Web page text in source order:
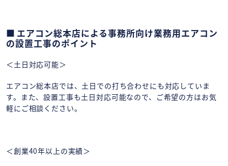
エアコン総本店による事務所向け業務用エアコン
の設置工事のポイント
＜土日対応可能＞
エアコン総本店では、土日での打ち合わせにも対応していま
す。また、設置工事も土日対応可能なので、ご希望の方はお気
軽にご相談ください。
＜創業40年以上の実績＞